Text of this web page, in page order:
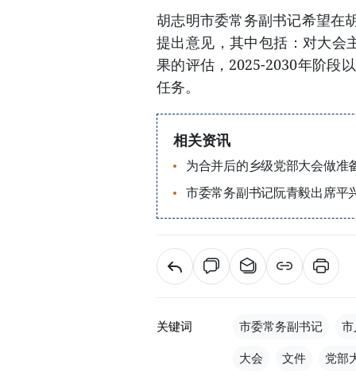
胡志明市委常务副书记希望在
提出意见，其中包括：对大会
果的评估，2025-2030年阶段
任务。
相关资讯
为合并后的乡级党部大会做准
市委常务副书记阮青毅出席平
关键词 市委常务副书记 市
大会 文件 党部